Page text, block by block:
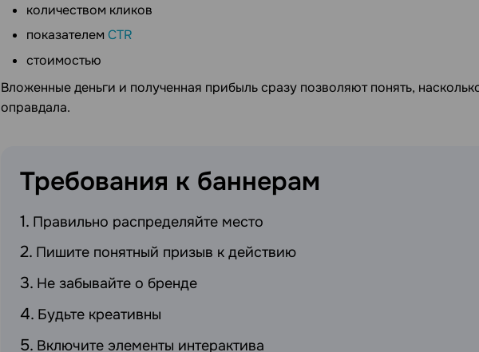
количеством кликов
показателем CTR
стоимостью
Вложенные деньги и полученная прибыль сразу позволяют понять,
оправдала.
Требования к баннерам
Правильно распределяйте место
Пишите понятный призыв к действию
Не забывайте о бренде
Будьте креативны
Включите элементы интерактива